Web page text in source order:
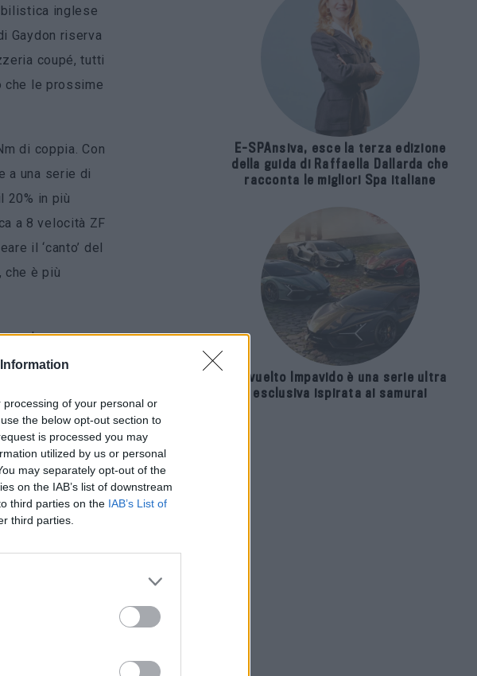
of your personal or
the below opt-out section to
is processed you may
utilized by us or personal
may separately opt-out of the
on the IAB’s list of downstream
third parties on the IAB’s List of
third parties.
inglese
Gaydon riserva
coupé, tutti
che le prossime
di coppia. Con
a una serie di
20% in più
a 8 velocità ZF
il ‘canto’ del
che è più
hanno
a 6 pistoncini,
Anche
40% al
di 204
in ogni
ha ancora
è stata la
RS Concept, i
nostro motore
E-SPAnsiva, esce la terza edizione
della guida di Raffaella Dallarda che
racconta le migliori Spa italiane
Revuelto Impavido è una serie ultra
esclusiva ispirata ai samurai